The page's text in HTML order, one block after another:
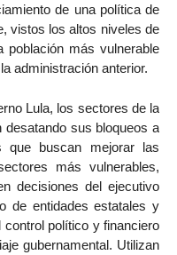
de una política de
vistos los altos niveles de
población más vulnerable
administración anterior.
Lula, los sectores de la
sus bloqueos a
que buscan mejorar las
más vulnerables,
decisiones del ejecutivo
de entidades estatales y
político y financiero
gubernamental. Utilizan